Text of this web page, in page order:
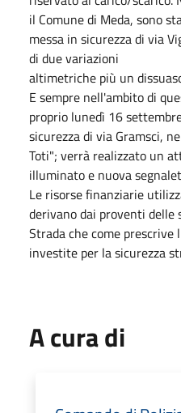
il Comune di Meda, sono
messa in sicurezza di via
di due variazioni
altimetriche più un
E sempre nell'ambito di
proprio lunedì 16
sicurezza di via Gramsci,
Toti"; verrà realizzato un
illuminato e nuova
Le risorse finanziarie
derivano dai proventi delle
Strada che come prescrive
investite per la sicurezza
A cura di